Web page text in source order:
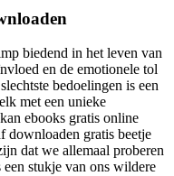
biedend in het leven van
en de emotionele tol
bedoelingen is een
met een unieke
ebooks gratis online
downloaden gratis beetje
dat we allemaal proberen
stukje van ons wildere